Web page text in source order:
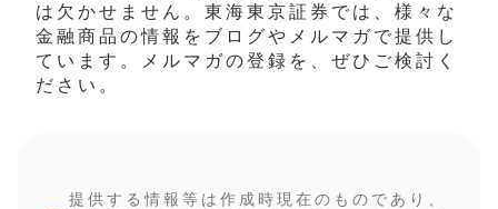
は欠かせません。東海東京証券では、様々な
金融商品の情報をブログやメルマガで提供し
ています。メルマガの登録を、ぜひご検討く
ださい。
提供する情報等は作成時現在のものであり、